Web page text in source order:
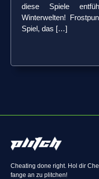
diese Spiele
Winterwelten!
Spiel, das […]
Cheating done right. Hol dir
fange an zu plitchen!